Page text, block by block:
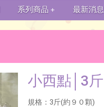
系列商品 + 最新消息
小西點│3斤
規格：3斤(約９０顆)